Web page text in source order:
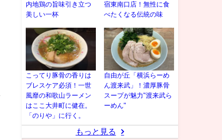
内地鶏の旨味引き立つ
美しい一杯
宿東南口店！無性に食
べたくなる伝統の味
こってり豚骨の香りは
ブレスケア必須！一世
風靡の和歌山ラーメン
はここ大井町に健在。
「のりや」に行く。
自由が丘「横浜らーめ
ん渡来武」！濃厚豚骨
スープが魅力"渡来武ら
ーめん"
もっと見る